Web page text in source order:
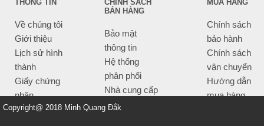
THÔNG TIN
Về chúng tôi
Giới thiệu
Lịch sử hình
thành
Giấy chứng
nhận
CHÍNH SÁCH
BÁN HÀNG
Bảo mật
thông tin
Hệ thống
phân phối
Nhà cung cấp
Tiêu chí bán
MUA HÀNG
Chính sách
bảo hành
Chính sách
vận chuyển
Hướng dẫn
mua hàng
Copyright@ 2018 Minh Quang Đắk